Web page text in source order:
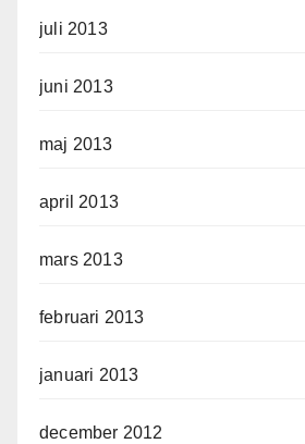
juli 2013
juni 2013
maj 2013
april 2013
mars 2013
februari 2013
januari 2013
december 2012